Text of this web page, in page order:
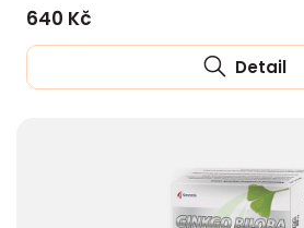
640 Kč
Detail